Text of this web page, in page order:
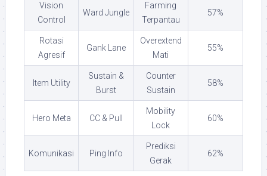
Vision
Control
Ward Jungle
Farming
Terpantau
57%
Rotasi
Agresif
Gank Lane
Overextend
Mati
55%
Item Utility
Sustain &
Burst
Counter
Sustain
58%
Hero Meta CC & Pull
Mobility
Lock
60%
Komunikasi Ping Info
Prediksi
Gerak
62%